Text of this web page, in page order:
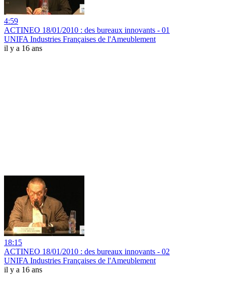
4:59
ACTINEO 18/01/2010 : des bureaux innovants - 01
UNIFA Industries Françaises de l'Ameublement
il y a 16 ans
18:15
ACTINEO 18/01/2010 : des bureaux innovants - 02
UNIFA Industries Françaises de l'Ameublement
il y a 16 ans